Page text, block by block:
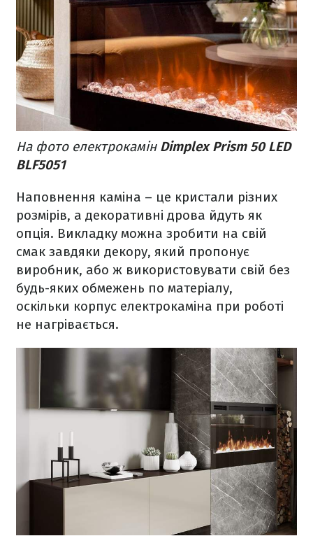
На фото електрокамін Dimplex Prism 50 LED
BLF5051
Наповнення каміна – це кристали різних
розмірів, а декоративні дрова йдуть як
опція. Викладку можна зробити на свій
смак завдяки декору, який пропонує
виробник, або ж використовувати свій без
будь-яких обмежень по матеріалу,
оскільки корпус електрокаміна при роботі
не нагрівається.